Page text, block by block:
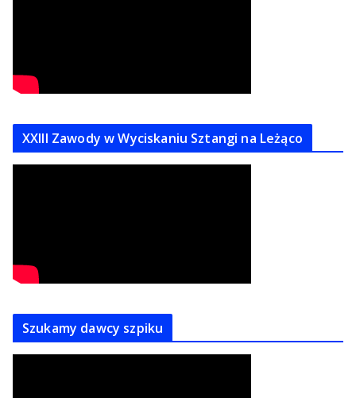
XXIII Zawody w Wyciskaniu Sztangi na Leżąco
Szukamy dawcy szpiku